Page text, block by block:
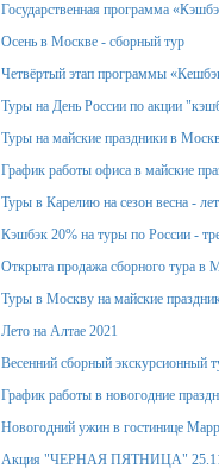
Государственная программа
Осень в Москве - сборный тур
Четвёртый этап программы
Туры на День России по акции
Туры на майские праздники в
График работы офиса в майские
Туры в Карелию на сезон весна -
Кэшбэк 20% на туры по России -
Открыта продажа сборного тура в
Туры в Москву на майские
Лето на Алтае 2021
Весенний сборный экскурсионный
График работы в новогодние
Новогодний ужин в гостинице
Акция "ЧЕРНАЯ ПЯТНИЦА"